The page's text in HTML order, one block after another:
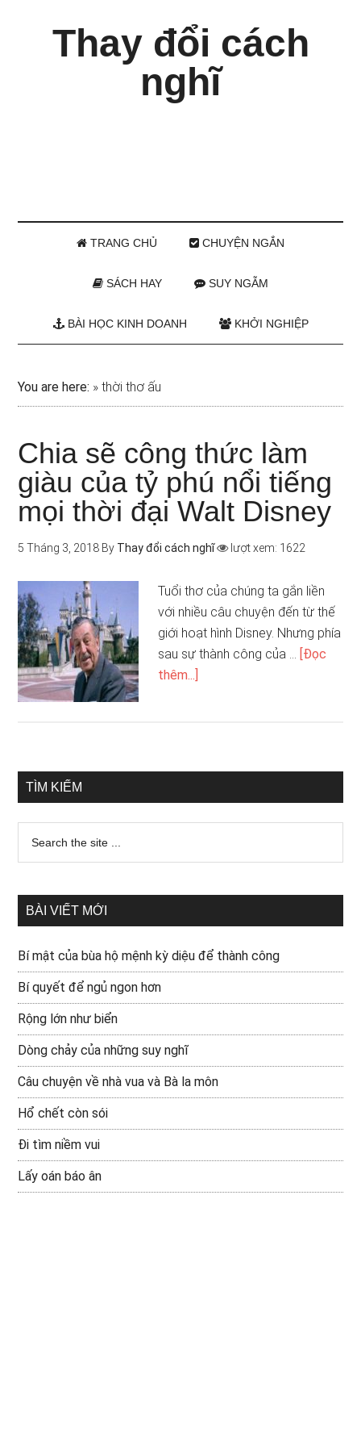
Thay đổi cách
nghĩ
TRANG CHỦ CHUYỆN NGẮN
SÁCH HAY SUY NGẪM
BÀI HỌC KINH DOANH KHỞI NGHIỆP
You are here: »thời thơ ấu
Chia sẽ công thức làm
giàu của tỷ phú nổi tiếng
mọi thời đại Walt Disney
5 Tháng 3, 2018 By Thay đổi cách nghĩ lượt xem: 1622
Tuổi thơ của chúng ta gắn liền
với nhiều câu chuyện đến từ thế
giới hoạt hình Disney. Nhưng phía
sau sự thành công của … [Đọc
thêm...]
TÌM KIẾM
BÀI VIẾT MỚI
Bí mật của bùa hộ mệnh kỳ diệu để thành công
Bí quyết để ngủ ngon hơn
Rộng lớn như biển
Dòng chảy của những suy nghĩ
Câu chuyện về nhà vua và Bà la môn
Hổ chết còn sói
Đi tìm niềm vui
Lấy oán báo ân